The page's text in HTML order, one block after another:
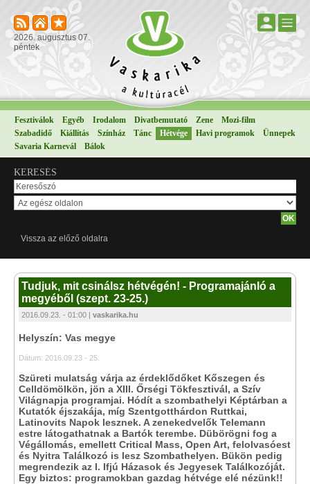
2026. augusztus 07.
péntek
Fesztiválok Egyéb Irodalom Divatbemutató Zene
Mozi-film
Szabadidő
Kiállítás Színház Tánc Hétvége Havi programok
Ünnepek
Savaria Karnevál
Bálok
KERESÉS
Vissza az előző oldalra
Tudjuk, mit csinálsz hétvégén! - Programajánló a
megyéből (szept. 23-25.)
2016.09.23. - 01:00 | vaskarika.hu
Helyszín: Vas megye
Dátum: 2016.09.23 - 25.
Szüreti mulatság várja az érdeklődőket Kőszegen és
Celldömölkön, jön a XIII. Őrségi Tökfesztivál, a Szív
Világnapja programjai. Hódít a szombathelyi Képtárban a
Kutatók éjszakája, míg Szentgotthárdon Ruttkai,
Latinovits Napok lesznek. A zenekedvelők Telemann
estre látogathatnak a Bartók terembe. Dübörögni fog a
Végállomás, emellett Critical Mass, Open Art, felolvasóest
és Nyitra Találkozó is lesz Szombathelyen. Bükön pedig
megrendezik az I. Ifjú Házasok és Jegyesek Találkozóját.
Egy biztos: programokban gazdag hétvége elé nézünk!!